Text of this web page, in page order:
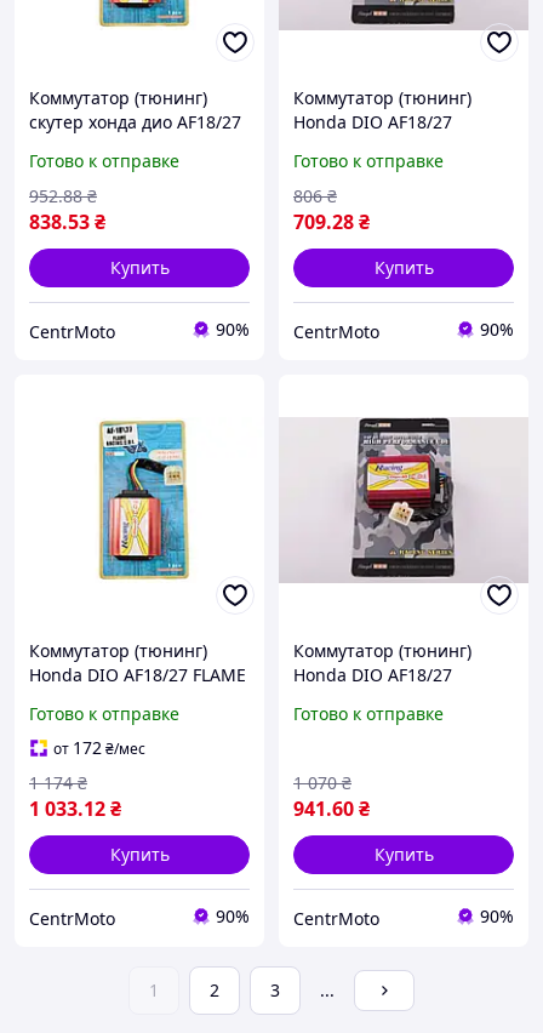
Коммутатор (тюнинг)
скутер хонда дио AF18/27
Готово к отправке
838.53₴
952.88 ₴
Купить
CentrMoto 90%
Коммутатор (тюнинг)
Honda DIO AF18/27
Готово к отправке
709.28₴
806 ₴
Купить
CentrMoto 90%
Коммутатор (тюнинг)
Honda DIO AF18/27 FLAME
Готово к отправке
от 172₴/мес
1 033.12₴
1 174 ₴
Купить
CentrMoto 90%
Коммутатор (тюнинг)
Honda DIO AF18/27
Готово к отправке
941.60₴
1 070 ₴
Купить
CentrMoto 90%
1 2 3 ...